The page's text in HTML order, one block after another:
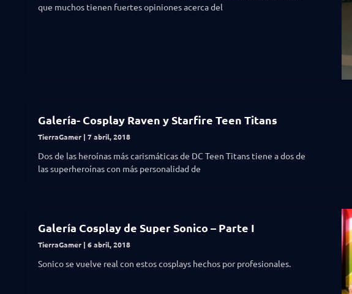
que muchos tienen fuertes opiniones acerca del
Galería- Cosplay Raven y Starfire Teen Titans
TierraGamer 7 abril, 2018
Dos de las heroínas más carismáticas de DC Teen Titans tiene a dos de
las superheroínas con más personalidad de
Galería Cosplay de Super Sonico – Parte I
TierraGamer 6 abril, 2018
Sonico se vuelve real con estos cosplays hechos por profesionales.